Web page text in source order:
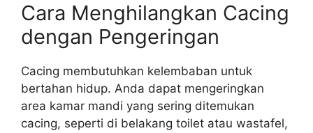
Cara Menghilangkan Cacing
dengan Pengeringan
Cacing membutuhkan kelembaban untuk
bertahan hidup. Anda dapat mengeringkan
area kamar mandi yang sering ditemukan
cacing, seperti di belakang toilet atau wastafel,